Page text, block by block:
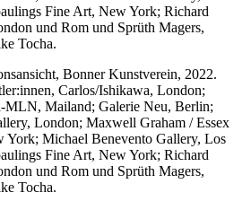
Bonner Kunstverein, 2022.
Carlos/Ishikawa, London;
MLN, Mailand; Galerie Neu, Berlin;
London; Maxwell Graham / Essex
York; Michael Benevento Gallery, Los
Fine Art, New York; Richard
und Rom und Sprüth Magers,
Tocha.